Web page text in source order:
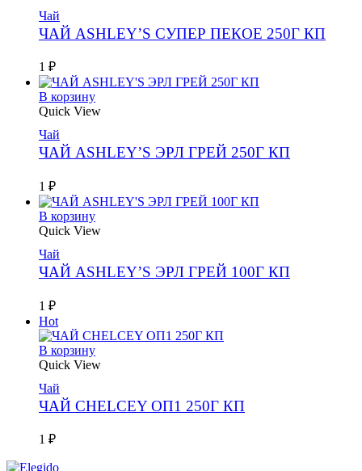
Чай
ЧАЙ ASHLEY’S СУПЕР ПЕКОЕ 250Г КП
1 ₽
В корзину
Quick View
Чай
ЧАЙ ASHLEY’S ЭРЛ ГРЕЙ 250Г КП
1 ₽
В корзину
Quick View
Чай
ЧАЙ ASHLEY’S ЭРЛ ГРЕЙ 100Г КП
1 ₽
Hot
В корзину
Quick View
Чай
ЧАЙ CHELCEY ОП1 250Г КП
1 ₽